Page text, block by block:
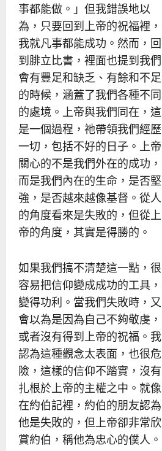
事都能做。」但我錯誤地以
為，只要回到上帝的祝福裡，
我就凡事都能成功。然而，回
到腓立比書，裡面也提到我們
會有豐足和缺乏、有餘和不足
的時候，涵蓋了我們各種不同
的處境。上帝與我們同在，這
是一個過程，祂帶領我們經歷
一切，包括不好的日子。上帝
關心的不是我們外在的成功，
而是我們內在的生命，是否堅
強，是否越來越像基督。從人
的角度看來是失敗的，但從上
帝的角度，其實是得勝的。
如果我們搞不清楚這一點，很
容易把信仰變成成功的工具，
變得功利。當我們失敗時，又
會以為是因為自己不夠敬虔，
或者沒有得到上帝的祝福。我
認為這種觀念太表面，也很危
險，這樣的信仰不踏實，沒有
扎根於上帝的主權之中。就像
在約伯記裡，約伯的朋友認為
他是失敗的，但上帝卻非常欣
賞約伯，稱他為忠心的僕人。